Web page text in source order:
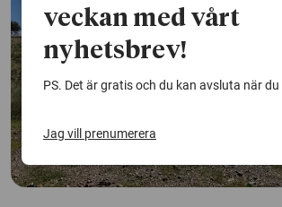
veckan med vårt
nyhetsbrev!
PS. Det är gratis och du kan avsluta när du
Jag vill prenumerera